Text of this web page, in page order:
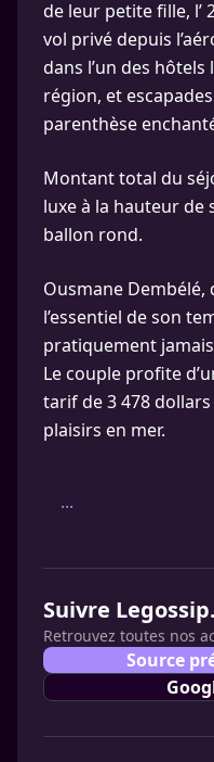
de leur petite fille, l’
vol privé depuis
dans l’un des
région, et
parenthèse
Montant total du
luxe à la hauteur
ballon rond.
Ousmane Dembélé,
l’essentiel de son
pratiquement
Le couple profite
tarif de 3 478
plaisirs en mer.
...
Suivre
Retrouvez toutes nos
Source